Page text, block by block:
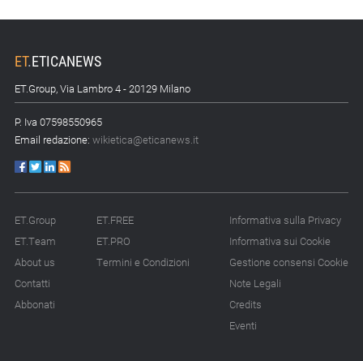
ET.ETICANEWS
ET.Group, Via Lambro 4 - 20129 Milano
P. Iva 07598550965
Email redazione: wikietica@eticanews.it
ET.Group
ET.Team
About us
Contatti
Abbonati
ET.FREE
ET.PRO
Termini e Condizioni
Informativa sulla Privacy
Informativa sui Cookie
Gestione consensi Cookie
Note Legali
Credits
Eventi